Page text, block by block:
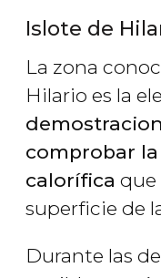
Islote de
La zona
Hilario es la
comprobar
calorífica que
superficie de
Durante las